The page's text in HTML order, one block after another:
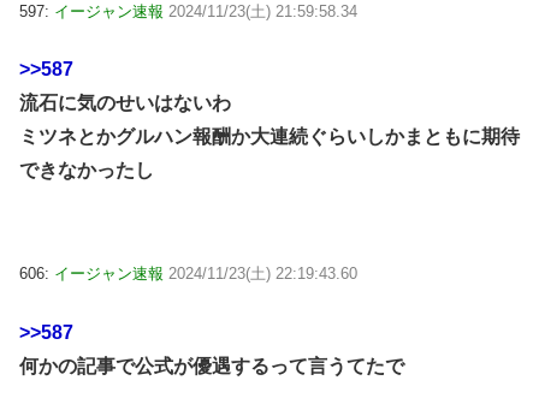
597: イージャン速報 2024/11/23(土) 21:59:58.34
>>587
流石に気のせいはないわ
ミツネとかグルハン報酬か大連続ぐらいしかまともに期待
できなかったし
606: イージャン速報 2024/11/23(土) 22:19:43.60
>>587
何かの記事で公式が優遇するって言うてたで